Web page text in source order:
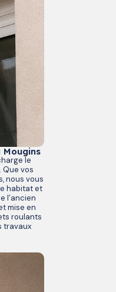
le
vos
nous vous
habitat et
l’ancien
mise en
roulants
travaux